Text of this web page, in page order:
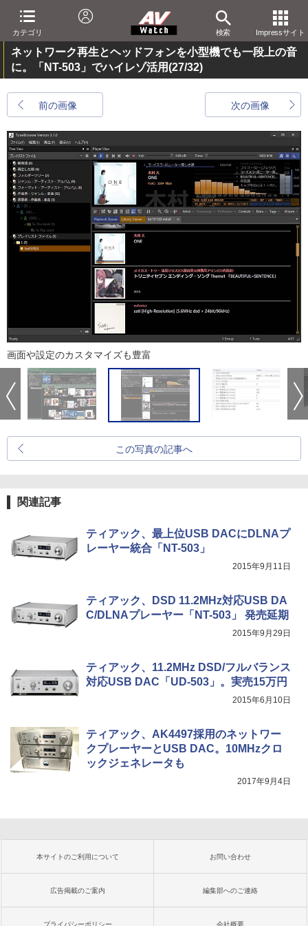
カテゴリ 検索 Impressサイト
ネットワーク再生とヘッドフォンを小型機でも一段上の音
に。「NT-503」でハイレゾ活用(27/32)
前の画像 次の画像
画面や設定のカスタマイズも豊富
この写真の記事へ
関連記事
ティアック、最上位USB DACにDLNAプ
レーヤー統合「NT-503」
2015年9月11日
ティアック、DSD 11.2MHz対応USB DA
C/DLNAプレーヤー「NT-503」 発売延期
2015年9月29日
ティアック、11.2MHz DSD/フルバランス
対応USB DAC「UD-503」。実売15万円
2015年6月10日
ティアック、AK4497採用のネットワー
クプレーヤーとUSB DAC。10MHzクロ
ックジェネレータも
2017年9月4日
本サイトのご利用について お問い合わせ
広告掲載のご案内 編集部へのご連絡
プライバシーポリシー 会社概要